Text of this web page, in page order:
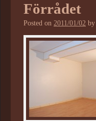
Förrådet
Posted on 2011/01/02 by